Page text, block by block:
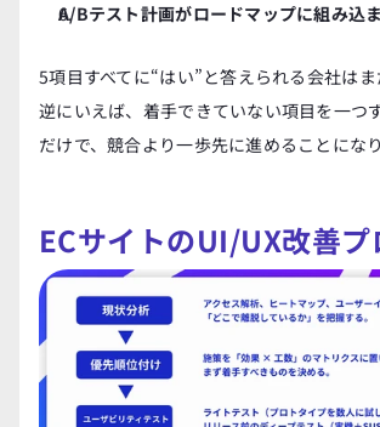
A/Bテスト計画がロードマップに組み込
5項目すべてに“はい”と答えられる会社はま
逆にいえば、着手できていない項目を一つ
だけで、競合より一歩先に進めることになり
ECサイトのUI/UX改善プ